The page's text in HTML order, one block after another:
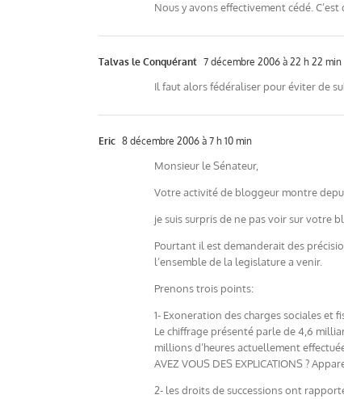
Nous y avons effectivement cédé. C’est
Talvas le Conquérant 7 décembre 2006 à 22 h 22 min
Il faut alors fédéraliser pour éviter de
Eric 8 décembre 2006 à 7 h 10 min
Monsieur le Sénateur,
Votre activité de bloggeur montre
je suis surpris de ne pas voir sur votre
Pourtant il est demanderait des
l’ensemble de la legislature a venir.
Prenons trois points:
1- Exoneration des charges sociales et
Le chiffrage présenté parle de 4,6
millions d’heures actuellement
AVEZ VOUS DES EXPLICATIONS ?
2- les droits de successions ont